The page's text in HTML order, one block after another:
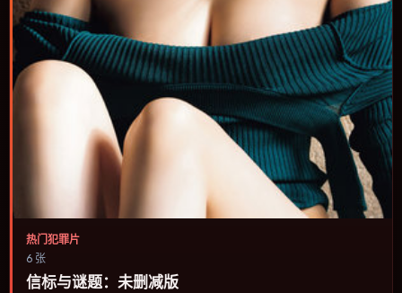
热门犯罪片
6 张
信标与谜题：未删减版